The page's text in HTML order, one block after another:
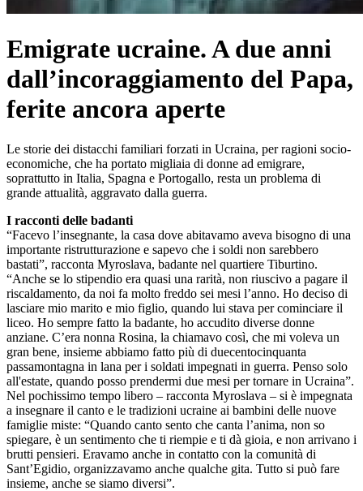
Emigrate ucraine. A due anni
dall’incoraggiamento del Papa,
ferite ancora aperte
Le storie dei distacchi familiari forzati in Ucraina, per ragioni socio-
economiche, che ha portato migliaia di donne ad emigrare,
soprattutto in Italia, Spagna e Portogallo, resta un problema di
grande attualità, aggravato dalla guerra.
I racconti delle badanti
“Facevo l’insegnante, la casa dove abitavamo aveva bisogno di una
importante ristrutturazione e sapevo che i soldi non sarebbero
bastati”, racconta Myroslava, badante nel quartiere Tiburtino.
“Anche se lo stipendio era quasi una rarità, non riuscivo a pagare il
riscaldamento, da noi fa molto freddo sei mesi l’anno. Ho deciso di
lasciare mio marito e mio figlio, quando lui stava per cominciare il
liceo. Ho sempre fatto la badante, ho accudito diverse donne
anziane. C’era nonna Rosina, la chiamavo così, che mi voleva un
gran bene, insieme abbiamo fatto più di duecentocinquanta
passamontagna in lana per i soldati impegnati in guerra. Penso solo
all'estate, quando posso prendermi due mesi per tornare in Ucraina”.
Nel pochissimo tempo libero – racconta Myroslava – si è impegnata
a insegnare il canto e le tradizioni ucraine ai bambini delle nuove
famiglie miste: “Quando canto sento che canta l’anima, non so
spiegare, è un sentimento che ti riempie e ti dà gioia, e non arrivano i
brutti pensieri. Eravamo anche in contatto con la comunità di
Sant’Egidio, organizzavamo anche qualche gita. Tutto si può fare
insieme, anche se siamo diversi”.